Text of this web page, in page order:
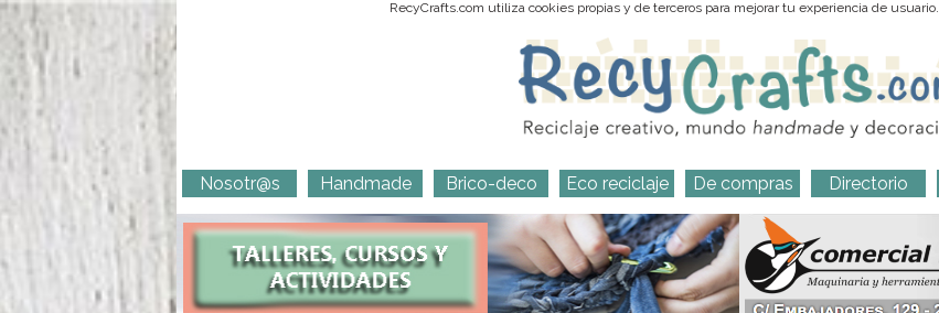
RecyCrafts.com utiliza cookies propias y de terceros para mejorar tu experiencia de usuario.
Nosotr@s Handmade Brico-deco Eco reciclaje De compras Directorio